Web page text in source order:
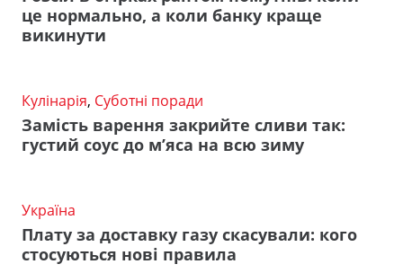
це нормально, а коли банку краще
викинути
Кулінарія, Суботні поради
Замість варення закрийте сливи так:
густий соус до м’яса на всю зиму
Україна
Плату за доставку газу скасували: кого
стосуються нові правила